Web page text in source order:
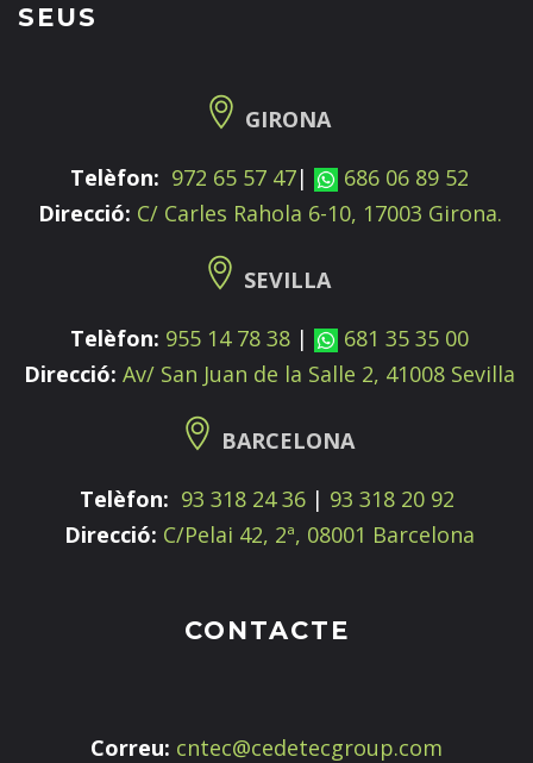
SEUS
GIRONA
Telèfon: 972 65 57 47|
686 06 89 52
Direcció: C/ Carles Rahola 6-10, 17003 Girona.
SEVILLA
Telèfon: 955 14 78 38 |
681 35 35 00
Direcció: Av/ San Juan de la Salle 2, 41008 Sevilla
BARCELONA
Telèfon: 93 318 24 36| 93 318 20 92
Direcció: C/Pelai 42, 2ª, 08001 Barcelona
CONTACTE
Correu: cntec@cedetecgroup.com